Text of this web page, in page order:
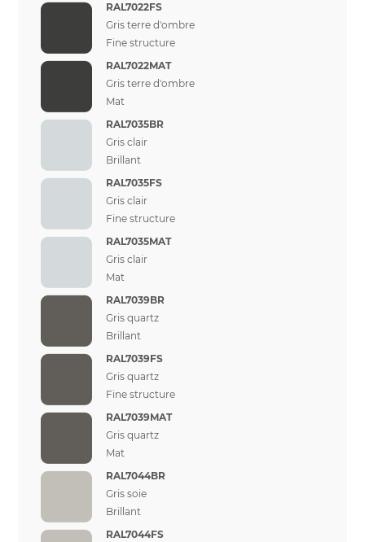
RAL7022FS
Gris terre d'ombre
Fine structure
RAL7022MAT
Gris terre d'ombre
Mat
RAL7035BR
Gris clair
Brillant
RAL7035FS
Gris clair
Fine structure
RAL7035MAT
Gris clair
Mat
RAL7039BR
Gris quartz
Brillant
RAL7039FS
Gris quartz
Fine structure
RAL7039MAT
Gris quartz
Mat
RAL7044BR
Gris soie
Brillant
RAL7044FS